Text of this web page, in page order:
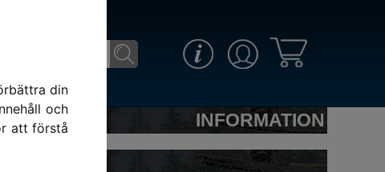
din
och
att förstå
INFORMATION